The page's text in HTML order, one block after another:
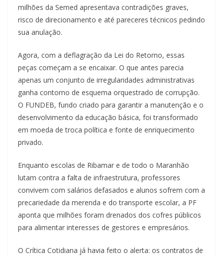
milhões da Semed apresentava contradições graves,
risco de direcionamento e até pareceres técnicos pedindo
sua anulação.
Agora, com a deflagração da Lei do Retorno, essas
peças começam a se encaixar. O que antes parecia
apenas um conjunto de irregularidades administrativas
ganha contorno de esquema orquestrado de corrupção.
O FUNDEB, fundo criado para garantir a manutenção e o
desenvolvimento da educação básica, foi transformado
em moeda de troca política e fonte de enriquecimento
privado.
Enquanto escolas de Ribamar e de todo o Maranhão
lutam contra a falta de infraestrutura, professores
convivem com salários defasados e alunos sofrem com a
precariedade da merenda e do transporte escolar, a PF
aponta que milhões foram drenados dos cofres públicos
para alimentar interesses de gestores e empresários.
O Crítica Cotidiana já havia feito o alerta: os contratos de